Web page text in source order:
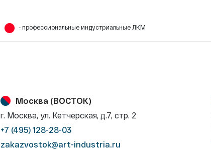
- профессиональные индустриальные ЛКМ
Москва (ВОСТОК)
г. Москва, ул. Кетчерская, д.7, стр. 2
+7 (495) 128-28-03
zakazvostok@art-industria.ru